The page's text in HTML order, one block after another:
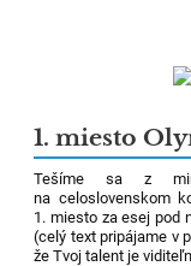
1. miesto
Tešíme sa z
na celoslovenskom
1. miesto za esej pod
(celý text pripájame v
že Tvoj talent je